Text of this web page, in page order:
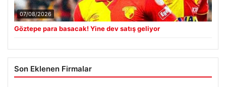
07/08/2026
Göztepe para basacak! Yine dev satış geliyor
Son Eklenen Firmalar